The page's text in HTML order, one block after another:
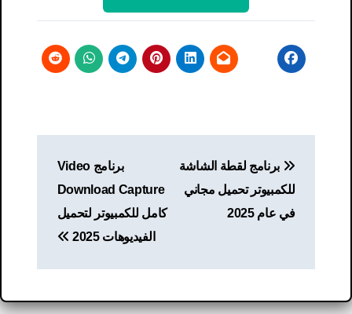
المقالات
برنامج لقطة الشاشة
للكمبيوتر تحميل مجاني
في عام 2025
برنامج Video
Download Capture
كامل للكمبيوتر لتحميل
الفيديوهات 2025